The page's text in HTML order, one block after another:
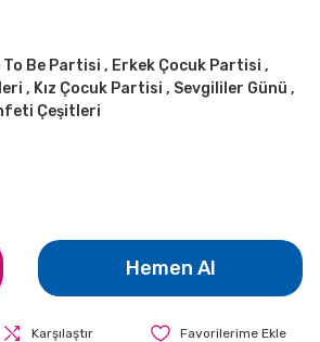
To Be Partisi , Erkek Çocuk Partisi ,
, Kız Çocuk Partisi , Sevgililer Günü ,
Çeşitleri
Hemen Al
Karşılaştır